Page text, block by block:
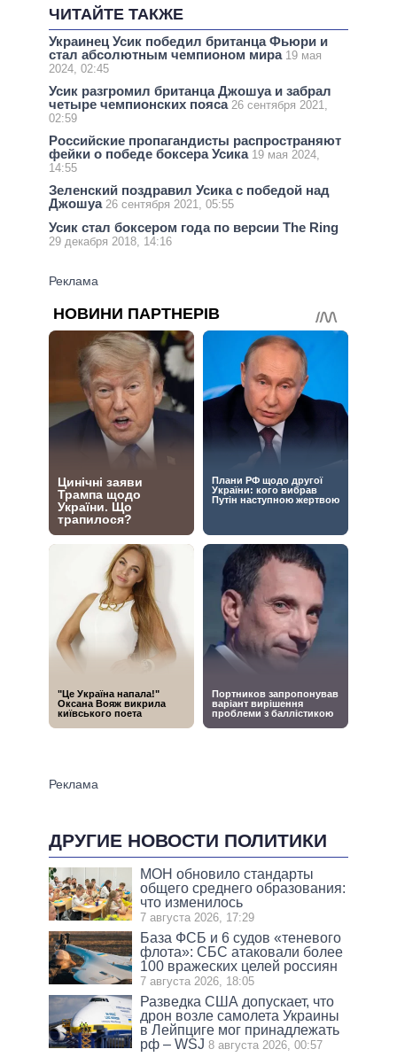
ЧИТАЙТЕ ТАКЖЕ
Украинец Усик победил британца Фьюри и
стал абсолютным чемпионом мира 19 мая
2024, 02:45
Усик разгромил британца Джошуа и забрал
четыре чемпионских пояса 26 сентября 2021,
02:59
Российские пропагандисты распространяют
фейки о победе боксера Усика 19 мая 2024,
14:55
Зеленский поздравил Усика с победой над
Джошуа 26 сентября 2021, 05:55
Усик стал боксером года по версии The Ring
29 декабря 2018, 14:16
ДРУГИЕ НОВОСТИ ПОЛИТИКИ
МОН обновило стандарты
общего среднего образования:
что изменилось
7 августа 2026, 17:29
База ФСБ и 6 судов «теневого
флота»: СБС атаковали более
100 вражеских целей россиян
7 августа 2026, 18:05
Разведка США допускает, что
дрон возле самолета Украины
в Лейпциге мог принадлежать
рф – WSJ 8 августа 2026, 00:57